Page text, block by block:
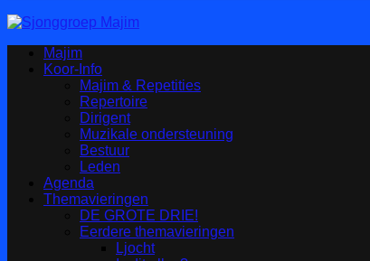
Majim
Koor-Info
Majim & Repetities
Repertoire
Dirigent
Muzikale ondersteuning
Bestuur
Leden
Agenda
Themavieringen
DE GROTE DRIE!
Eerdere themavieringen
Ljocht